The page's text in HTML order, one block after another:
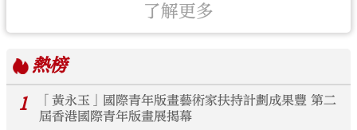
了解更多
熱榜
1
「黃永玉」國際青年版畫藝術家扶持計劃成果豐 第二
屆香港國際青年版畫展揭幕